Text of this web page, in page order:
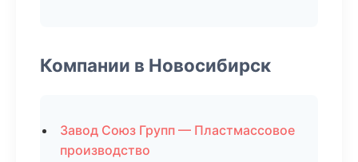
Компании в Новосибирск
Завод Союз Групп — Пластмассовое
производство